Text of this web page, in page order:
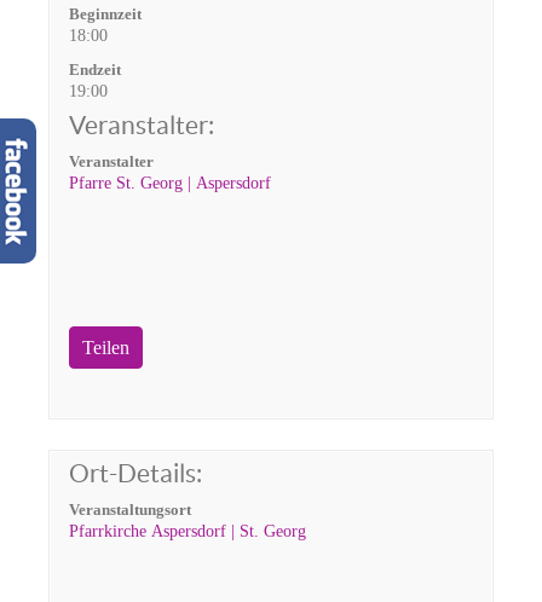
Beginnzeit
18:00
Endzeit
19:00
Veranstalter:
Veranstalter
Pfarre St. Georg | Aspersdorf
Teilen
Ort-Details:
Veranstaltungsort
Pfarrkirche Aspersdorf | St. Georg